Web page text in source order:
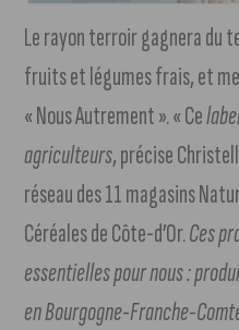
Le rayon terroir gagnera du
fruits et légumes frais, et
« Nous Autrement ». « Ce
agriculteurs, précise
réseau des 11 magasins
Céréales de Côte-d’Or.Ces
essentielles pour nous :
en Bourgogne-Franche-